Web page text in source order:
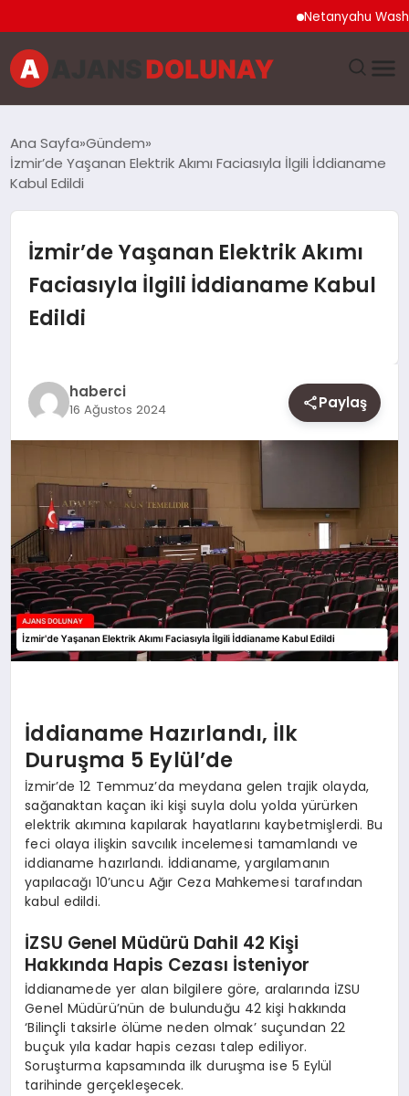
Netanyahu
EĞITIM
GÜNCEL
SAĞLIK
SPOR
YAŞAM
Ana Sayfa Gündem
İzmir’de Yaşanan Elektrik Akımı Faciasıyla İlgili İddianame
Kabul Edildi
İzmir’de Yaşanan Elektrik Akımı
Faciasıyla İlgili İddianame Kabul
Edildi
haberci
16 Ağustos 2024 Paylaş
İddianame Hazırlandı, İlk
Duruşma 5 Eylül’de
İzmir’de 12 Temmuz’da meydana gelen trajik olayda,
sağanaktan kaçan iki kişi suyla dolu yolda yürürken
elektrik akımına kapılarak hayatlarını kaybetmişlerdi. Bu
feci olaya ilişkin savcılık incelemesi tamamlandı ve
iddianame hazırlandı. İddianame, yargılamanın
yapılacağı 10’uncu Ağır Ceza Mahkemesi tarafından
kabul edildi.
İZSU Genel Müdürü Dahil 42 Kişi
Hakkında Hapis Cezası İsteniyor
İddianamede yer alan bilgilere göre, aralarında İZSU
Genel Müdürü’nün de bulunduğu 42 kişi hakkında
‘Bilinçli taksirle ölüme neden olmak’ suçundan 22
buçuk yıla kadar hapis cezası talep ediliyor.
Soruşturma kapsamında ilk duruşma ise 5 Eylül
tarihinde gerçekleşecek.